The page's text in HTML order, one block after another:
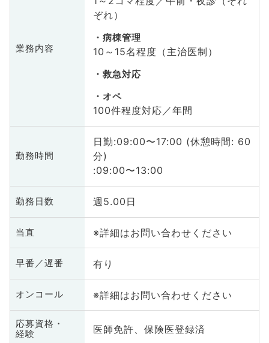
業務内容
ぞれ）
病棟管理
10～15名程度（主治医制）
救急対応
オペ
100件程度対応／年間
勤務時間
日勤:09:00〜17:00 (休憩時間: 60
分)
:09:00〜13:00
勤務日数 週5.00日
当直 ※詳細はお問い合わせください
早番／遅番 有り
オンコール ※詳細はお問い合わせください
応募資格・
経験
医師免許、保険医登録済